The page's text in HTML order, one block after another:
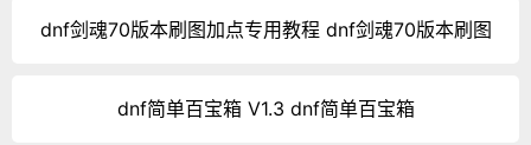
dnf剑魂70版本刷图加点专用教程 dnf剑魂70版本刷图
dnf简单百宝箱 V1.3 dnf简单百宝箱